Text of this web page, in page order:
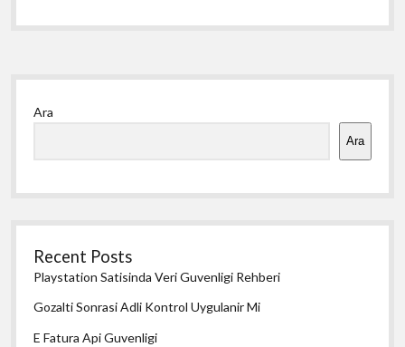
Yan
Menü
Ara
Ara
Recent Posts
Playstation Satisinda Veri Guvenligi Rehberi
Gozalti Sonrasi Adli Kontrol Uygulanir Mi
E Fatura Api Guvenligi